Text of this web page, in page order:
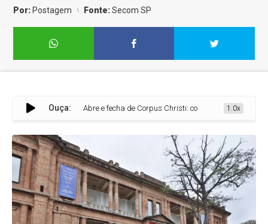
Por: Postagem Fonte:Secom SP
Ouça:Abre e fecha de Corpus Christi: confira o funcionamento dos
1.0x